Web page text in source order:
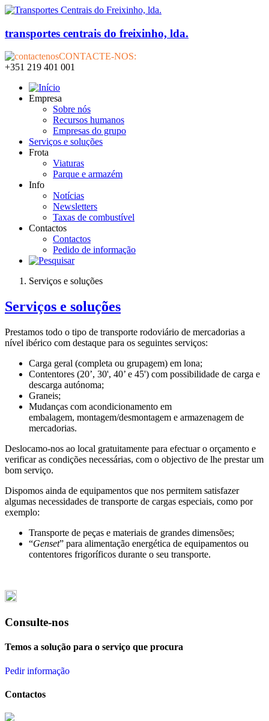
transportes centrais do freixinho, lda.
CONTACTE-NOS:
+351 219 401 001
Empresa
Sobre nós
Recursos humanos
Empresas do grupo
Serviços e soluções
Frota
Viaturas
Parque e armazém
Info
Notícias
Newsletters
Taxas de combustível
Contactos
Contactos
Pedido de informação
Serviços e soluções
Serviços e soluções
Prestamos todo o tipo de transporte rodoviário de mercadorias a
nível ibérico com destaque para os seguintes serviços:
Carga geral (completa ou grupagem) em lona;
Contentores (20’, 30', 40’ e 45') com possibilidade de carga e
descarga autónoma;
Graneis;
Mudanças com acondicionamento em
embalagem, montagem/desmontagem e armazenagem de
mercadorias.
Deslocamo-nos ao local gratuitamente para efectuar o orçamento e
verificar as condições necessárias, com o objectivo de lhe prestar um
bom serviço.
Dispomos ainda de equipamentos que nos permitem satisfazer
algumas necessidades de transporte de cargas especiais, como por
exemplo:
Transporte de peças e materiais de grandes dimensões;
“Genset” para alimentação energética de equipamentos ou
contentores frigoríficos durante o seu transporte.
Consulte-nos
Temos a solução para o serviço que procura
Pedir informação
Contactos